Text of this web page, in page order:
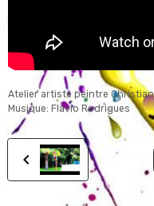
Atelier artiste peintre Christian
Musique: Flavio Rodrigues